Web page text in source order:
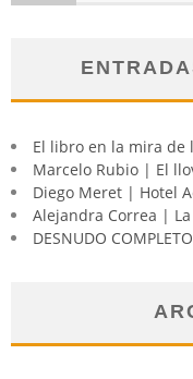
El libro en la mira de
Marcelo Rubio | El
Diego Meret | Hotel
Alejandra Correa |
DESNUDO